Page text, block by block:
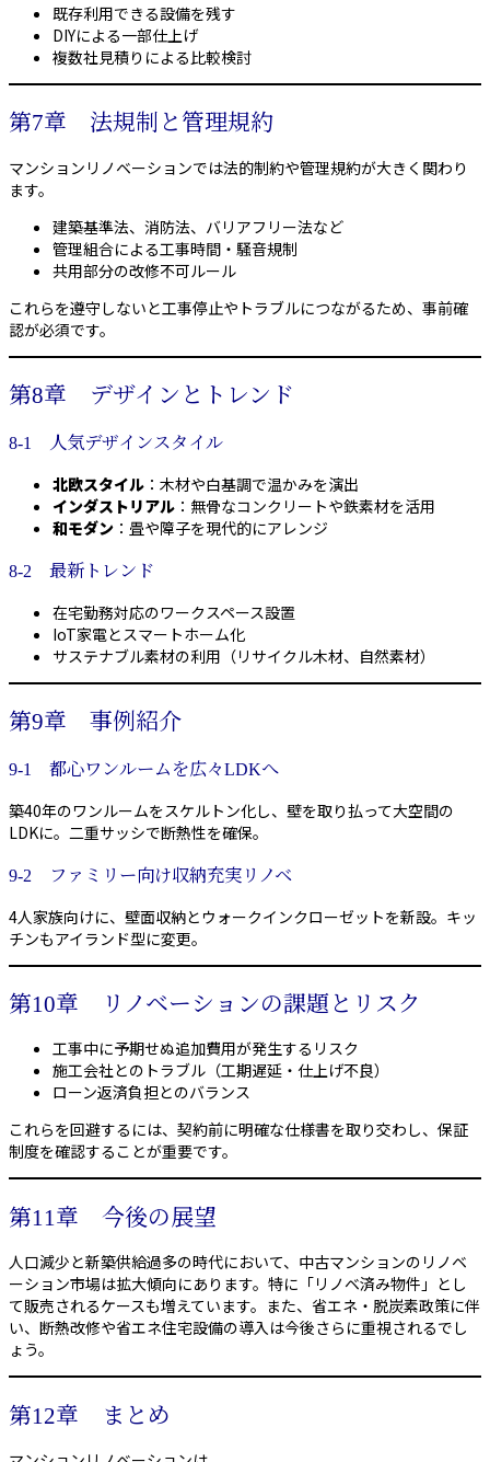
既存利用できる設備を残す
DIYによる一部仕上げ
複数社見積りによる比較検討
第7章 法規制と管理規約
マンションリノベーションでは法的制約や管理規約が大きく関わり
ます。
建築基準法、消防法、バリアフリー法など
管理組合による工事時間・騒音規制
共用部分の改修不可ルール
これらを遵守しないと工事停止やトラブルにつながるため、事前確
認が必須です。
第8章 デザインとトレンド
8-1 人気デザインスタイル
北欧スタイル ：木材や白基調で温かみを演出
インダストリアル ：無骨なコンクリートや鉄素材を活用
和モダン ：畳や障子を現代的にアレンジ
8-2 最新トレンド
在宅勤務対応のワークスペース設置
IoT家電とスマートホーム化
サステナブル素材の利用（リサイクル木材、自然素材）
第9章 事例紹介
9-1 都心ワンルームを広々LDKへ
築40年のワンルームをスケルトン化し、壁を取り払って大空間の
LDKに。二重サッシで断熱性を確保。
9-2 ファミリー向け収納充実リノベ
4人家族向けに、壁面収納とウォークインクローゼットを新設。キッ
チンもアイランド型に変更。
第10章 リノベーションの課題とリスク
工事中に予期せぬ追加費用が発生するリスク
施工会社とのトラブル（工期遅延・仕上げ不良）
ローン返済負担とのバランス
これらを回避するには、契約前に明確な仕様書を取り交わし、保証
制度を確認することが重要です。
第11章 今後の展望
人口減少と新築供給過多の時代において、中古マンションのリノベ
ーション市場は拡大傾向にあります。特に「リノベ済み物件」とし
て販売されるケースも増えています。また、省エネ・脱炭素政策に伴
い、断熱改修や省エネ住宅設備の導入は今後さらに重視されるでし
ょう。
第12章 まとめ